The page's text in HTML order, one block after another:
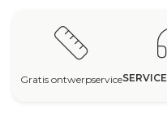
Gratis ontwerpserviceSERVICE